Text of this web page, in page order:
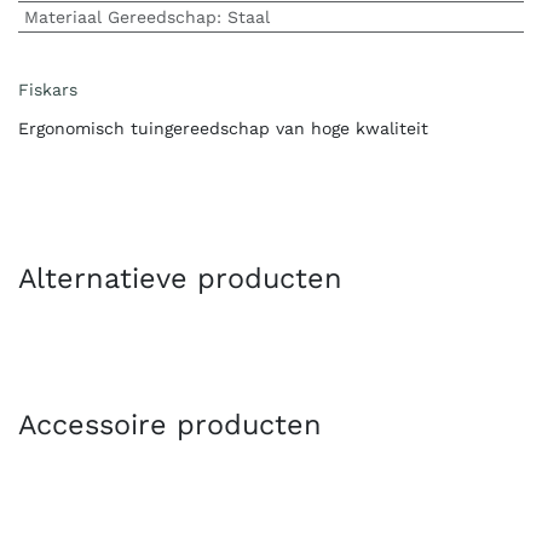
Materiaal Gereedschap: Staal
Fiskars
Ergonomisch tuingereedschap van hoge kwaliteit
Alternatieve producten
Accessoire producten